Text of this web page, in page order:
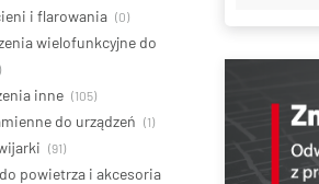
i flarowania (0)
wielofunkcyjne do
inne (105)
do urządzeń (1)
(91)
powietrza i akcesoria